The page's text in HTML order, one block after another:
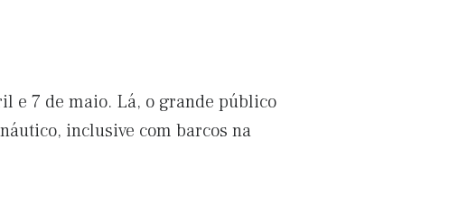
e 7 de maio. Lá, o grande público
inclusive com barcos na